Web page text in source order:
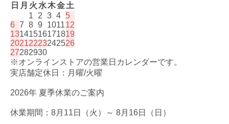
日 月 火 水木金土
1
2 3 4 5
6 7 8 9 101112
13141516171819
20212223242526
27282930
※オンラインストアの営業日カレンダーです。
実店舗定休日：月曜/火曜
2026年 夏季休業のご案内
休業期間：8月11日（火）～ 8月16日（日）